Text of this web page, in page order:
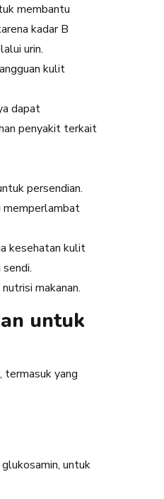
membantu
kadar B
urin.
kulit
dapat
penyakit terkait
persendian.
memperlambat
kesehatan kulit
makanan.
untuk
yang
untuk